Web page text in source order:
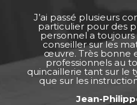
J’ai passé plusieurs
particulier pour des
personnel a
conseiller sur les
œuvre. Très bonne
professionnels au
quincaillerie tant sur le
que sur les
Jean-